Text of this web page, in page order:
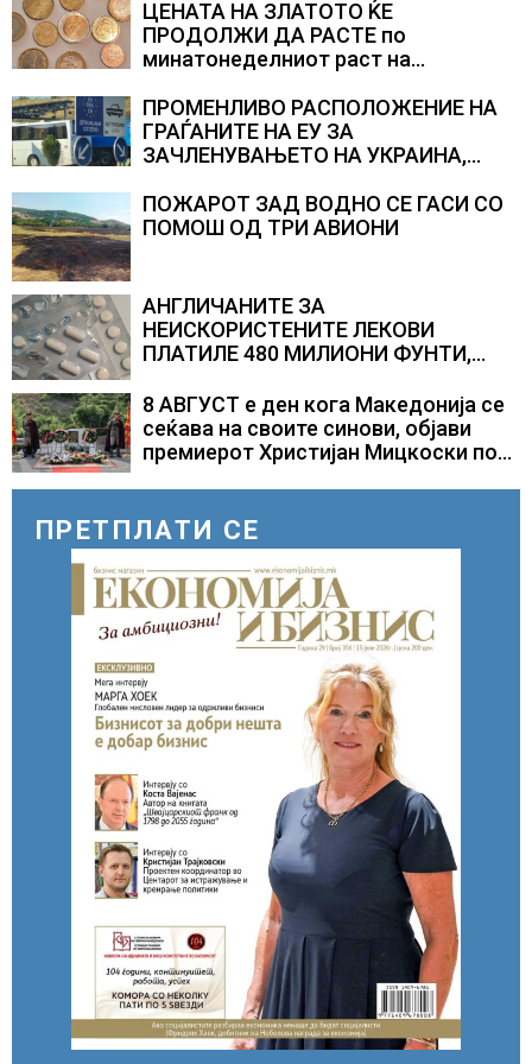
ЦЕНАТА НА ЗЛАТОТО ЌЕ
ПРОДОЛЖИ ДА РАСТЕ по
минатонеделниот раст на
ПРОМЕНЛИВО РАСПОЛОЖЕНИЕ НА
ГРАЃАНИТЕ НА ЕУ ЗА
ЗАЧЛЕНУВАЊЕТО НА УКРАИНА,
Полска, Франција и Германија
ПОЖАРОТ ЗАД ВОДНО СЕ ГАСИ СО
ПОМОШ ОД ТРИ АВИОНИ
АНГЛИЧАНИТЕ ЗА
НЕИСКОРИСТЕНИТЕ ЛЕКОВИ
ПЛАТИЛЕ 480 МИЛИОНИ ФУНТИ,
само лекови што навистина им се
потребни
8 АВГУСТ е ден кога Македонија се
сеќава на своите синови, објави
премиерот Христијан Мицкоски по
прилепски бранители
ПРЕТПЛАТИ СЕ